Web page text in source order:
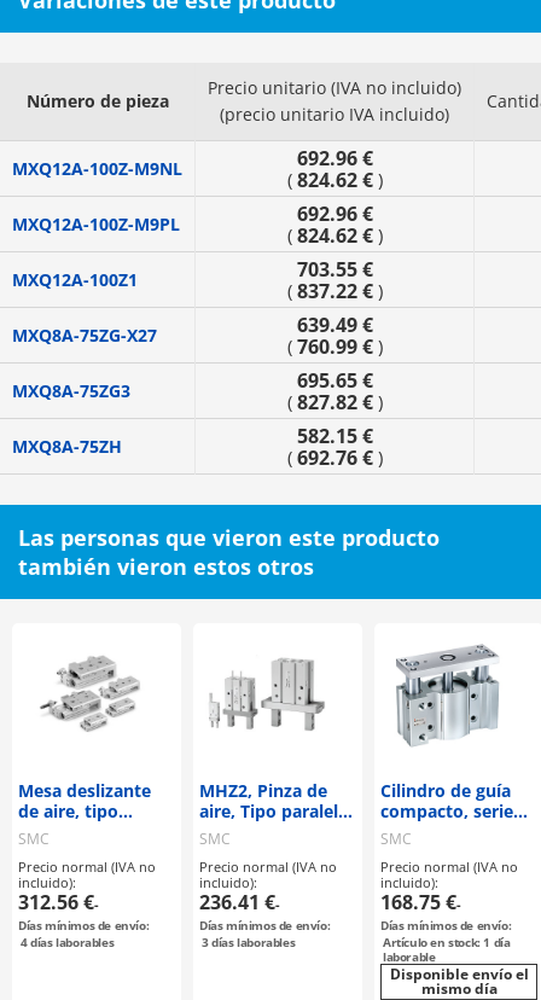
Número de pieza
Precio unitario (IVA no incluido)
(precio unitario IVA incluido)
MXQ12A-100Z-M9NL 692.96 €
( 824.62 €)
MXQ12A-100Z-M9PL 692.96 €
( 824.62 €)
MXQ12A-100Z1 703.55 €
( 837.22 €)
MXQ8A-75ZG-X27 639.49 €
( 760.99 €)
MXQ8A-75ZG3 695.65 €
( 827.82 €)
MXQ8A-75ZH 582.15 €
( 692.76 €)
Las personas que vieron este producto
también vieron estos otros
Mesa deslizante
de aire, tipo
simétrico, serie
MXS*L
SMC
Precio normal (IVA no
incluido):
312.56 €-
Días mínimos de envío:
4días laborables
MHZ2, Pinza de
aire, Tipo paralelo,
Estándar
SMC
Precio normal (IVA no
incluido):
236.41 €-
Días mínimos de envío:
3días laborables
Cilindro de guía
compacto, serie
MGP
SMC
Precio normal (IVA no
incluido):
168.75 €-
Días mínimos de envío:
Artículo en stock: 1 día
laborable
Disponible envío el
mismo día